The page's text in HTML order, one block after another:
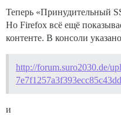
Теперь «Принудительный
Но Firefox всё ещё
контенте. В консоли
http://forum.suro2030.de/
и